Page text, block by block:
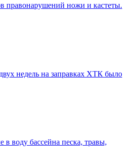
правонарушений ножи и кастеты.
недель на заправках ХТК было
в воду бассейна песка, травы,